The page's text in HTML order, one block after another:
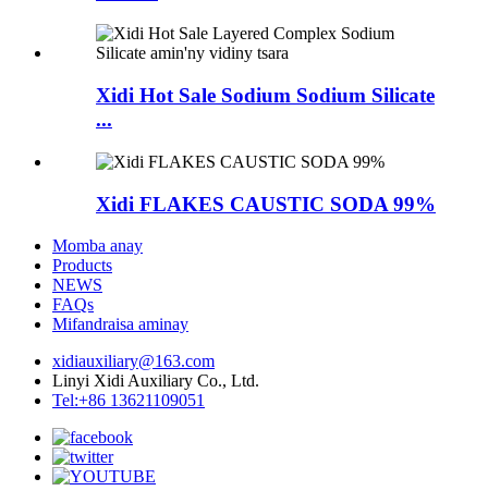
Xidi Hot Sale Sodium Sodium Silicate
...
Xidi FLAKES CAUSTIC SODA 99%
Momba anay
Products
NEWS
FAQs
Mifandraisa aminay
xidiauxiliary@163.com
Linyi Xidi Auxiliary Co., Ltd.
Tel:+86 13621109051